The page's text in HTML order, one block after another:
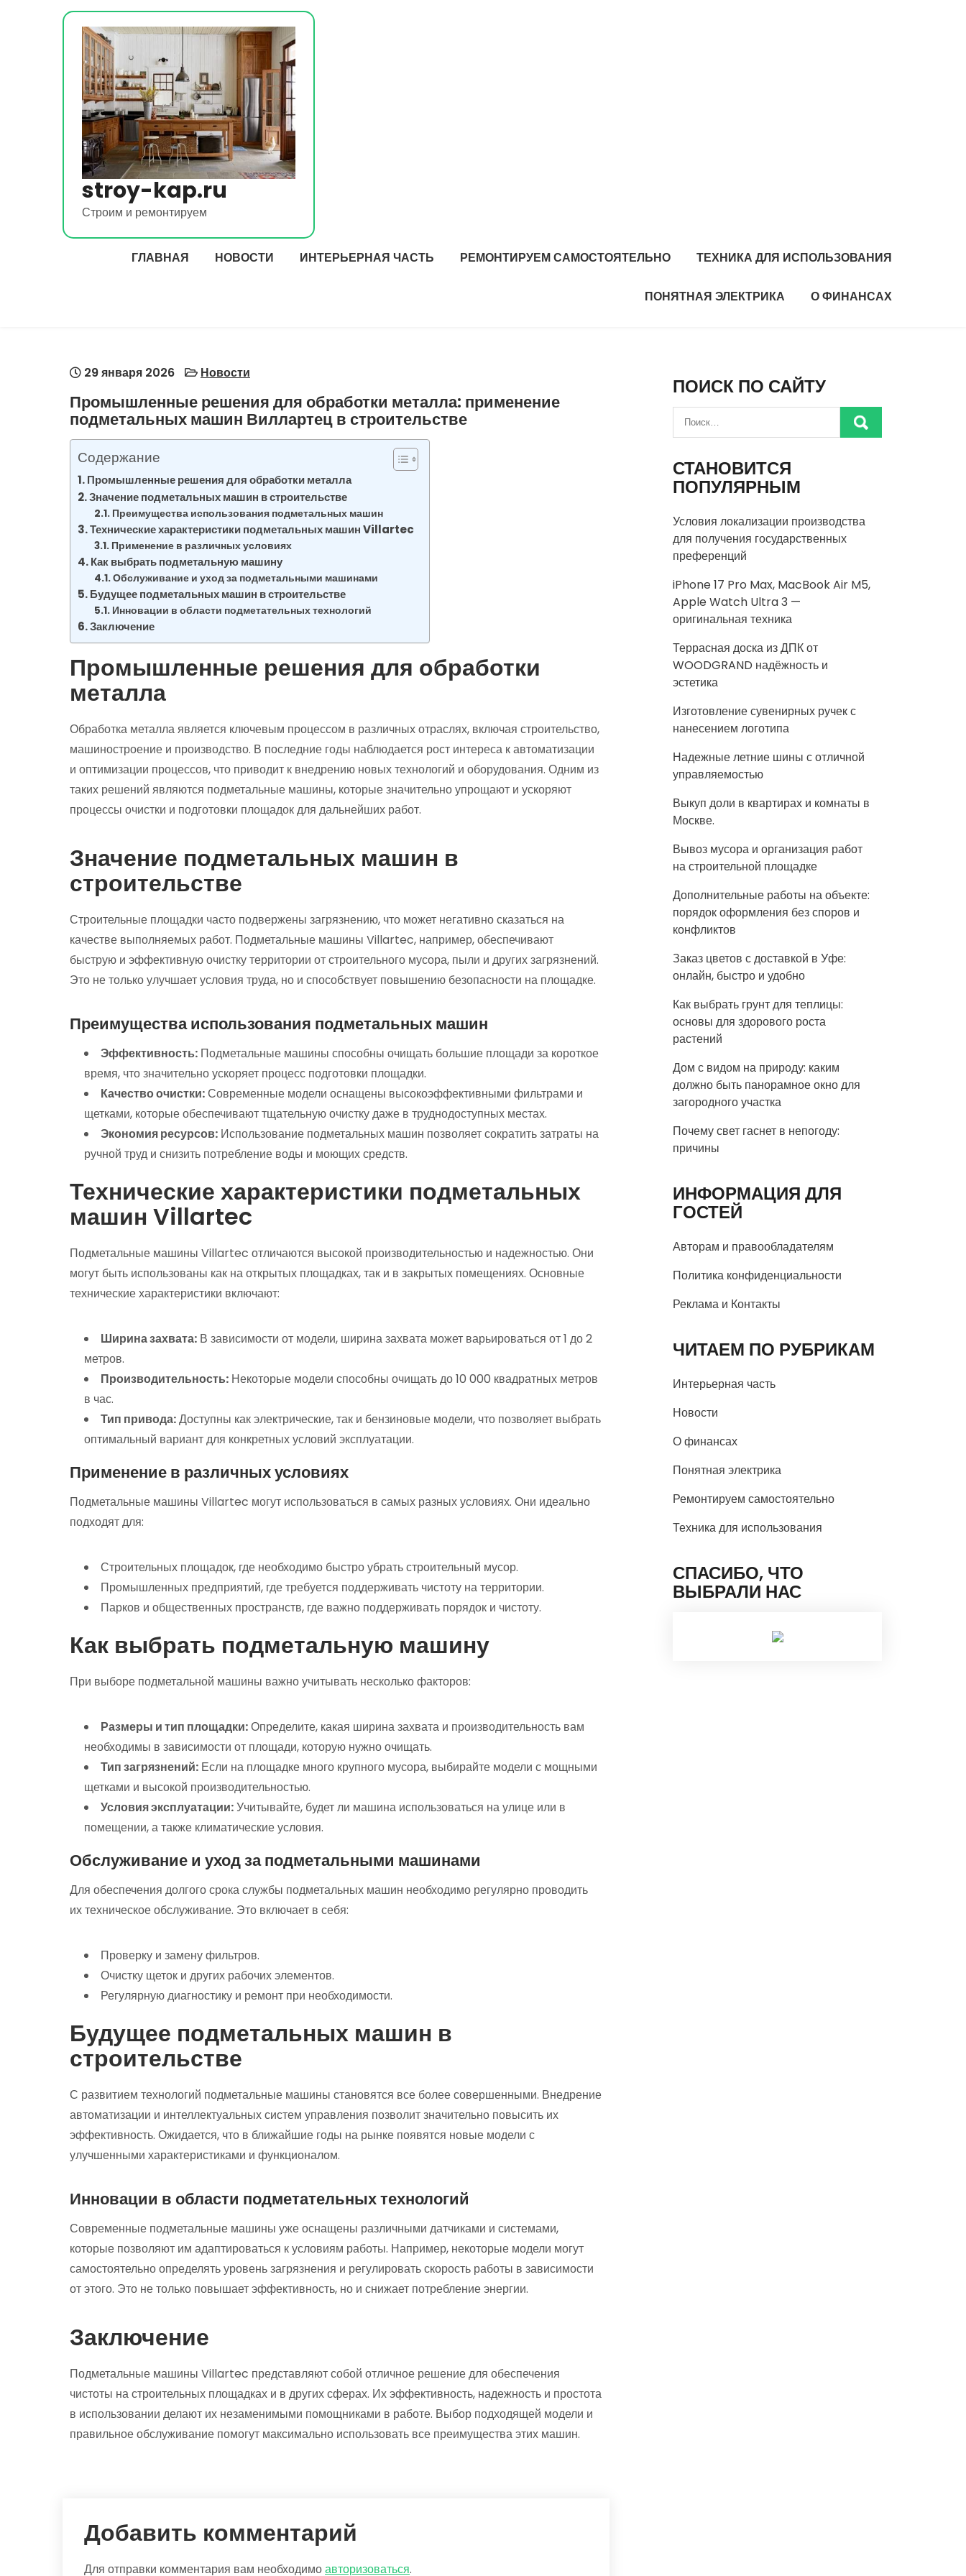
stroy-kap.ru
Строим и ремонтируем
ГЛАВНАЯ НОВОСТИ ИНТЕРЬЕРНАЯ ЧАСТЬ РЕМОНТИРУЕМ САМОСТОЯТЕЛЬНО ТЕХНИКА ДЛЯ ИСПОЛЬЗОВАНИЯ
ПОНЯТНАЯ ЭЛЕКТРИКА О ФИНАНСАХ
29 января 2026 Новости
Промышленные решения для обработки металла: применение
подметальных машин Виллартец в строительстве
Содержание
Промышленные решения для обработки металла
Значение подметальных машин в строительстве
Преимущества использования подметальных машин
Технические характеристики подметальных машин Villartec
Применение в различных условиях
Как выбрать подметальную машину
Обслуживание и уход за подметальными машинами
Будущее подметальных машин в строительстве
Инновации в области подметательных технологий
Заключение
Промышленные решения для обработки
металла
Обработка металла является ключевым процессом в различных отраслях, включая строительство,
машиностроение и производство. В последние годы наблюдается рост интереса к автоматизации
и оптимизации процессов, что приводит к внедрению новых технологий и оборудования. Одним из
таких решений являются подметальные машины, которые значительно упрощают и ускоряют
процессы очистки и подготовки площадок для дальнейших работ.
Значение подметальных машин в
строительстве
Строительные площадки часто подвержены загрязнению, что может негативно сказаться на
качестве выполняемых работ. Подметальные машины Villartec, например, обеспечивают
быструю и эффективную очистку территории от строительного мусора, пыли и других загрязнений.
Это не только улучшает условия труда, но и способствует повышению безопасности на площадке.
Преимущества использования подметальных машин
Эффективность: Подметальные машины способны очищать большие площади за короткое
время, что значительно ускоряет процесс подготовки площадки.
Качество очистки:Современные модели оснащены высокоэффективными фильтрами и
щетками, которые обеспечивают тщательную очистку даже в труднодоступных местах.
Экономия ресурсов: Использование подметальных машин позволяет сократить затраты на
ручной труд и снизить потребление воды и моющих средств.
Технические характеристики подметальных
машин Villartec
Подметальные машины Villartec отличаются высокой производительностью и надежностью. Они
могут быть использованы как на открытых площадках, так и в закрытых помещениях. Основные
технические характеристики включают:
Ширина захвата: В зависимости от модели, ширина захвата может варьироваться от 1 до 2
метров.
Производительность: Некоторые модели способны очищать до 10 000 квадратных метров
в час.
Тип привода:Доступны как электрические, так и бензиновые модели, что позволяет выбрать
оптимальный вариант для конкретных условий эксплуатации.
Применение в различных условиях
Подметальные машины Villartec могут использоваться в самых разных условиях. Они идеально
подходят для:
Строительных площадок, где необходимо быстро убрать строительный мусор.
Промышленных предприятий, где требуется поддерживать чистоту на территории.
Парков и общественных пространств, где важно поддерживать порядок и чистоту.
Как выбрать подметальную машину
При выборе подметальной машины важно учитывать несколько факторов:
Размеры и тип площадки:Определите, какая ширина захвата и производительность вам
необходимы в зависимости от площади, которую нужно очищать.
Тип загрязнений: Если на площадке много крупного мусора, выбирайте модели с мощными
щетками и высокой производительностью.
Условия эксплуатации:Учитывайте, будет ли машина использоваться на улице или в
помещении, а также климатические условия.
Обслуживание и уход за подметальными машинами
Для обеспечения долгого срока службы подметальных машин необходимо регулярно проводить
их техническое обслуживание. Это включает в себя:
Проверку и замену фильтров.
Очистку щеток и других рабочих элементов.
Регулярную диагностику и ремонт при необходимости.
Будущее подметальных машин в
строительстве
С развитием технологий подметальные машины становятся все более совершенными. Внедрение
автоматизации и интеллектуальных систем управления позволит значительно повысить их
эффективность. Ожидается, что в ближайшие годы на рынке появятся новые модели с
улучшенными характеристиками и функционалом.
Инновации в области подметательных технологий
Современные подметальные машины уже оснащены различными датчиками и системами,
которые позволяют им адаптироваться к условиям работы. Например, некоторые модели могут
самостоятельно определять уровень загрязнения и регулировать скорость работы в зависимости
от этого. Это не только повышает эффективность, но и снижает потребление энергии.
Заключение
Подметальные машины Villartec представляют собой отличное решение для обеспечения
чистоты на строительных площадках и в других сферах. Их эффективность, надежность и простота
в использовании делают их незаменимыми помощниками в работе. Выбор подходящей модели и
правильное обслуживание помогут максимально использовать все преимущества этих машин.
Добавить комментарий
Для отправки комментария вам необходимоавторизоваться.
ПОИСК ПО САЙТУ
СТАНОВИТСЯ
ПОПУЛЯРНЫМ
Условия локализации производства
для получения государственных
преференций
iPhone 17 Pro Max, MacBook Air M5,
Apple Watch Ultra 3 —
оригинальная техника
Террасная доска из ДПК от
WOODGRAND надёжность и
эстетика
Изготовление сувенирных ручек с
нанесением логотипа
Надежные летние шины с отличной
управляемостью
Выкуп доли в квартирах и комнаты в
Москве.
Вывоз мусора и организация работ
на строительной площадке
Дополнительные работы на объекте:
порядок оформления без споров и
конфликтов
Заказ цветов с доставкой в Уфе:
онлайн, быстро и удобно
Как выбрать грунт для теплицы:
основы для здорового роста
растений
Дом с видом на природу: каким
должно быть панорамное окно для
загородного участка
Почему свет гаснет в непогоду:
причины
ИНФОРМАЦИЯ ДЛЯ
ГОСТЕЙ
Авторам и правообладателям
Политика конфиденциальности
Реклама и Контакты
ЧИТАЕМ ПО РУБРИКАМ
Интерьерная часть
Новости
О финансах
Понятная электрика
Ремонтируем самостоятельно
Техника для использования
СПАСИБО, ЧТО
ВЫБРАЛИ НАС